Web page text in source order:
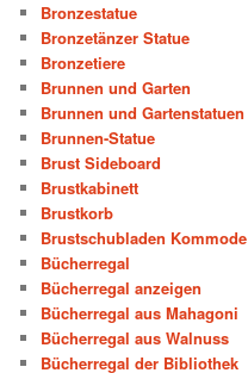
Bronzestatue
Bronzetänzer Statue
Bronzetiere
Brunnen und Garten
Brunnen und Gartenstatuen
Brunnen-Statue
Brust Sideboard
Brustkabinett
Brustkorb
Brustschubladen Kommode
Bücherregal
Bücherregal anzeigen
Bücherregal aus Mahagoni
Bücherregal aus Walnuss
Bücherregal der Bibliothek